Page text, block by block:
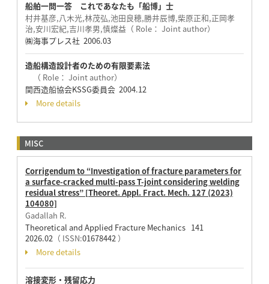
船舶一問一答 これであなたも「船博」士
村井基彦,八木光,林茂弘,池田良穂,勝井辰博,柴原正和,正岡孝
治,安川宏紀,吉川孝男,慎燦益（ Role： Joint author）
㈱海事プレス社 2006.03
造船構造設計者のための有限要素法
（ Role： Joint author）
関西造船協会KSSG委員会 2004.12
More details
MISC
Corrigendum to “Investigation of fracture parameters for
a surface-cracked multi-pass T-joint considering welding
residual stress” [Theoret. Appl. Fract. Mech. 127 (2023)
104080]
Gadallah R.
Theoretical and Applied Fracture Mechanics 141
2026.02（ ISSN:01678442）
More details
溶接変形・残留応力